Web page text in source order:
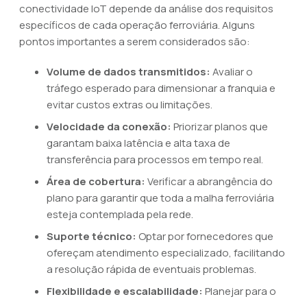
conectividade IoT depende da análise dos requisitos
específicos de cada operação ferroviária. Alguns
pontos importantes a serem considerados são:
Volume de dados transmitidos: Avaliar o
tráfego esperado para dimensionar a franquia e
evitar custos extras ou limitações.
Velocidade da conexão: Priorizar planos que
garantam baixa latência e alta taxa de
transferência para processos em tempo real.
Área de cobertura: Verificar a abrangência do
plano para garantir que toda a malha ferroviária
esteja contemplada pela rede.
Suporte técnico: Optar por fornecedores que
ofereçam atendimento especializado, facilitando
a resolução rápida de eventuais problemas.
Flexibilidade e escalabilidade: Planejar para o